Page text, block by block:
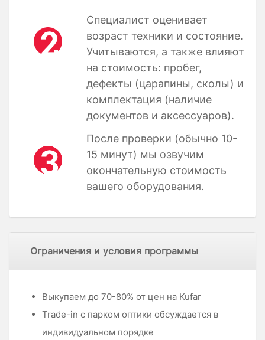
Специалист оценивает
возраст техники и состояние.
Учитываются, а также влияют
на стоимость: пробег,
дефекты (царапины, сколы) и
комплектация (наличие
документов и аксессуаров).
После проверки (обычно 10-
15 минут) мы озвучим
окончательную стоимость
вашего оборудования.
Ограничения и условия программы
Выкупаем до 70-80% от цен на Kufar
Trade-in с парком оптики обсуждается в
индивидуальном порядке